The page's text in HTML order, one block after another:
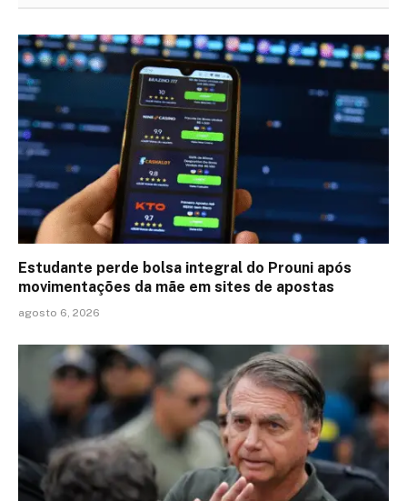
Estudante perde bolsa integral do Prouni após
movimentações da mãe em sites de apostas
agosto 6, 2026